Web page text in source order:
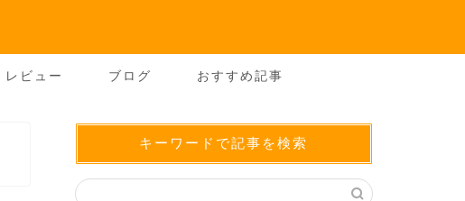
レビュー ブログ おすすめ記事
キーワードで記事を検索